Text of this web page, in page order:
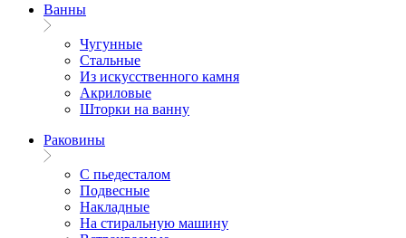
Ванны
Чугунные
Стальные
Из искусственного камня
Акриловые
Шторки на ванну
Раковины
С пьедесталом
Подвесные
Накладные
На стиральную машину